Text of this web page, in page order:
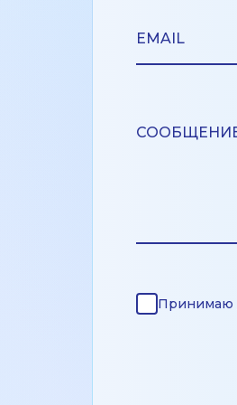
Принимаю